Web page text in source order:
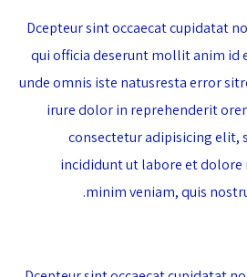
Dcepteur sint occaecat cupidatat
qui officia deserunt mollit anim id
unde omnis iste natusresta error
irure dolor in reprehenderit
consectetur adipisicing elit,
incididunt ut labore et dolore
minim veniam, quis